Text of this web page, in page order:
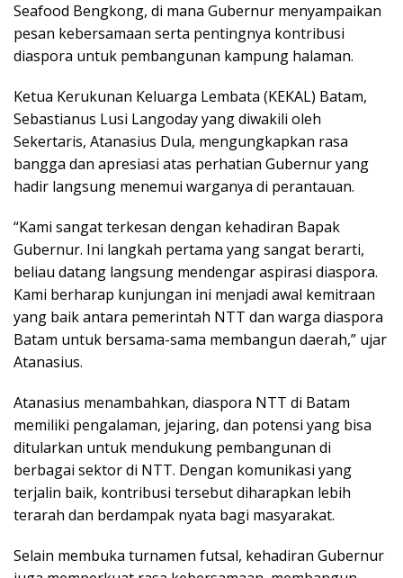
Seafood Bengkong, di mana Gubernur menyampaikan
pesan kebersamaan serta pentingnya kontribusi
diaspora untuk pembangunan kampung halaman.
Ketua Kerukunan Keluarga Lembata (KEKAL) Batam,
Sebastianus Lusi Langoday yang diwakili oleh
Sekertaris, Atanasius Dula, mengungkapkan rasa
bangga dan apresiasi atas perhatian Gubernur yang
hadir langsung menemui warganya di perantauan.
“Kami sangat terkesan dengan kehadiran Bapak
Gubernur. Ini langkah pertama yang sangat berarti,
beliau datang langsung mendengar aspirasi diaspora.
Kami berharap kunjungan ini menjadi awal kemitraan
yang baik antara pemerintah NTT dan warga diaspora
Batam untuk bersama-sama membangun daerah,” ujar
Atanasius.
Atanasius menambahkan, diaspora NTT di Batam
memiliki pengalaman, jejaring, dan potensi yang bisa
ditularkan untuk mendukung pembangunan di
berbagai sektor di NTT. Dengan komunikasi yang
terjalin baik, kontribusi tersebut diharapkan lebih
terarah dan berdampak nyata bagi masyarakat.
Selain membuka turnamen futsal, kehadiran Gubernur